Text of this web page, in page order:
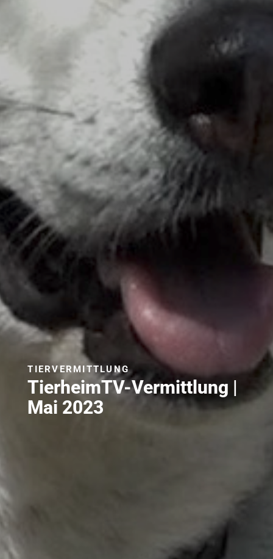
TierheimTV-Vermittlung |
Mai 2023
TIERVERMITTLUNG